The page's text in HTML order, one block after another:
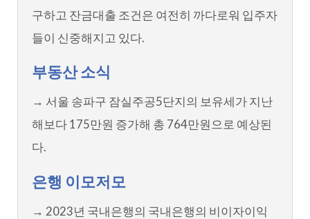
구하고 잔금대출 조건은 여전히 까다로워 입주자
들이 신중해지고 있다.
부동산 소식
→ 서울 송파구 잠실주공5단지의 보유세가 지난
해보다 175만원 증가해 총 764만원으로 예상된
다.
은행 이모저모
→ 2023년 국내은행의 국내은행의 비이자이익